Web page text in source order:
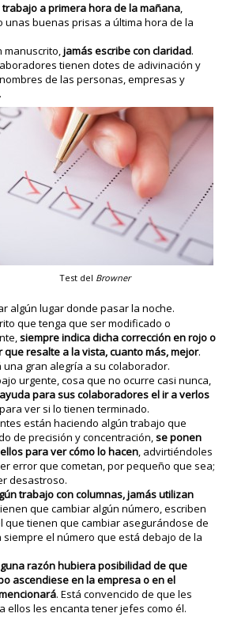
trabajo a primera hora de la mañana,
unas buenas prisas a última hora de la
manuscrito,jamás escribe con claridad.
tienen dotes de adivinación y
de las personas, empresas y
Test del Browner
algún lugar donde pasar la noche.
que tenga que ser modificado o
siempre indica dicha corrección en rojo o
que resalte a la vista, cuanto más, mejor.
gran alegría a su colaborador.
urgente, cosa que no ocurre casi nunca,
para sus colaboradores el ir a verlos
para ver si lo tienen terminado.
están haciendo algún trabajo que
de precisión y concentración,se ponen
para ver cómo lo hacen, advirtiéndoles
error que cometan, por pequeño que sea;
desastroso.
trabajo con columnas, jamás utilizan
que cambiar algún número, escriben
que tienen que cambiar asegurándose de
siempre el número que está debajo de la
razón hubiera posibilidad de que
ascendiese en la empresa o en el
. Está convencido de que les
ellos les encanta tener jefes como él.